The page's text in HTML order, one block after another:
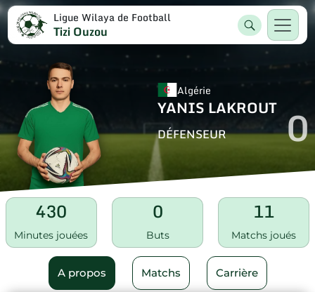
Ligue Wilaya de Football
Tizi Ouzou
Algérie
YANIS LAKROUT
DÉFENSEUR 0
430
Minutes jouées
0
Buts
11
Matchs joués
A propos Matchs Carrière